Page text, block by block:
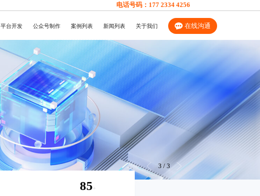
电话号码： 177 2334 4256
平台开发 公众号制作 案例列表 新闻列表 关于我们 在线沟通
3 / 3
85+